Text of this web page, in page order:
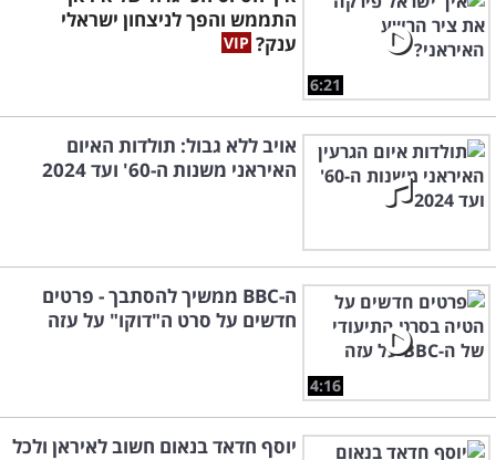
6:21
התממש והפך לניצחון ישראלי
ענק?
אויב ללא גבול: תולדות האיום
האיראני משנות ה-60' ועד 2024
4:16
ה-BBC ממשיך להסתבך - פרטים
חדשים על סרט ה"דוקו" על עזה
יוסף חדאד בנאום חשוב לאיראן ולכל